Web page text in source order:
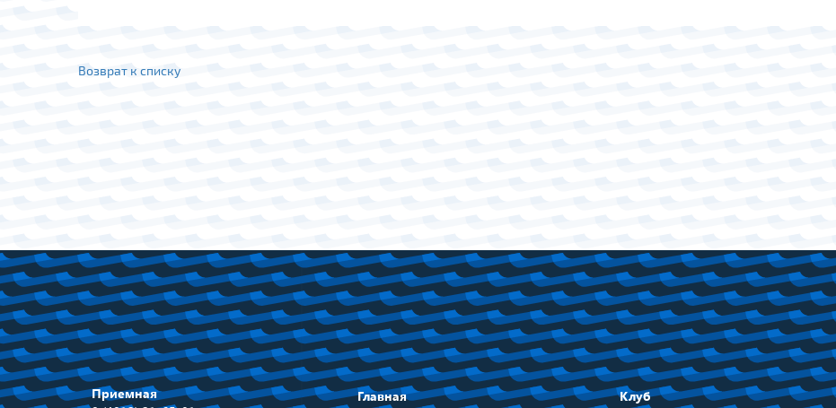
Возврат к списку
Приемная
Главная
Клуб